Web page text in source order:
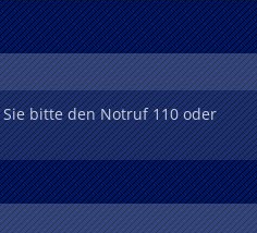
bitte den Notruf 110 oder